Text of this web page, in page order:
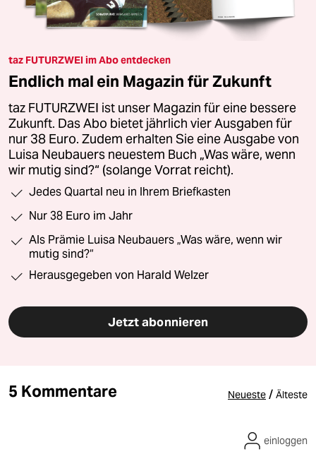
taz FUTURZWEI im Abo entdecken
Endlich mal ein Magazin für Zukunft
taz FUTURZWEI ist unser Magazin für eine bessere
Zukunft. Das Abo bietet jährlich vier Ausgaben für
nur 38 Euro. Zudem erhalten Sie eine Ausgabe von
Luisa Neubauers neuestem Buch „Was wäre, wenn
wir mutig sind?“ (solange Vorrat reicht).
Jedes Quartal neu in Ihrem Briefkasten
Nur 38 Euro im Jahr
Als Prämie Luisa Neubauers „Was wäre, wenn wir
mutig sind?“
Herausgegeben von Harald Welzer
Jetzt abonnieren
5 Kommentare Neueste / Älteste
einloggen